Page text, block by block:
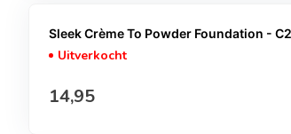
Sleek Crème To Powder Foundation -
Uitverkocht
Normale prijs
14,95